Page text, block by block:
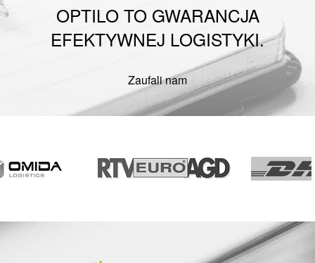
OPTILO TO GWARANCJA
EFEKTYWNEJ LOGISTYKI.
Zaufali nam